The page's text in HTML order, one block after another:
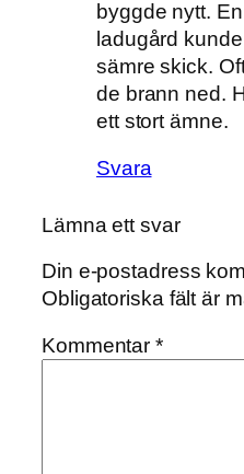
byggde nytt.
ladugård
sämre skick.
de brann ned.
ett stort ämne.
Svara
Lämna ett svar
Din e-postadress
Obligatoriska fält är
Kommentar*